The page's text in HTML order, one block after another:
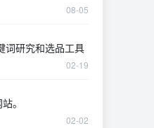
08-05
词研究和选品工具
02-19
。
02-02